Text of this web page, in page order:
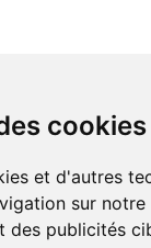
cookies
et d'autres
sur
des publicités